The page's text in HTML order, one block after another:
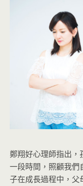
鄭翔好心理師指出，
一段時間，照顧我們
子在成長過程中，父